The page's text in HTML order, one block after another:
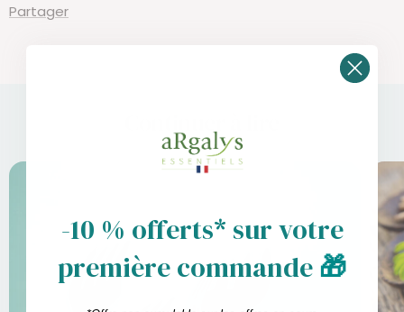
Partager
Continuer à lire
-10 % offerts* sur votre
première commande🎁